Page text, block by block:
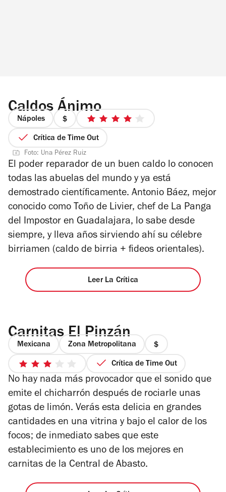
Caldos Ánimo
Nápoles
precio
1
4
4
estrellas
Crítica de Time Out
Foto: Una Pérez Ruiz
El poder reparador de un buen caldo lo conocen
todas las abuelas del mundo y ya está
demostrado científicamente. Antonio Báez, mejor
conocido como Toño de Livier, chef de La Panga
del Impostor en Guadalajara, lo sabe desde
siempre, y lleva años sirviendo ahí su célebre
birriamen (caldo de birria + fideos orientales).
Leer La Crítica
Carnitas El Pinzán
Mexicana Zona Metropolitana
precio
1
de
3
de
5
estrellas
Crítica de Time Out
No hay nada más provocador que el sonido que
emite el chicharrón después de rociarle unas
gotas de limón. Verás esta delicia en grandes
cantidades en una vitrina y bajo el calor de los
focos; de inmediato sabes que este
establecimiento es uno de los mejores en
carnitas de la Central de Abasto.